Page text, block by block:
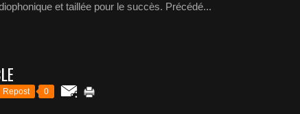
et taillée pour le succès. Précédé...
Repost 0